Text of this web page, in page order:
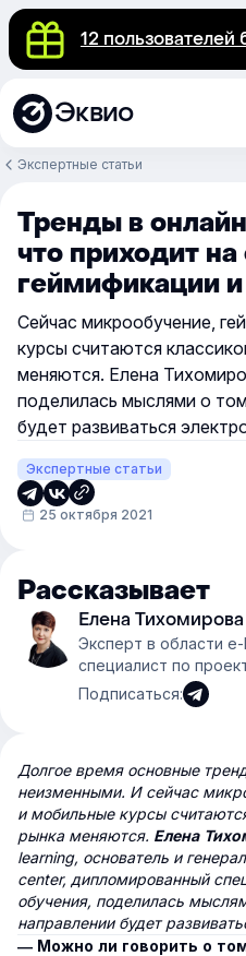
12 пользователей
Эквио
Экспертные статьи
Тренды в
что приходит
геймификации
Сейчас микрообучение,
курсы считаются
меняются. Елена
поделилась мыслями о
будет развиваться
Экспертные статьи
25 октября 2021
Рассказывает
Елена Тихомирова
Эксперт в области
специалист по
Подписаться:
Долгое время основные
неизменными. И сейчас
и мобильные курсы
рынка меняются. Елена
learning, основатель и
center, дипломированный
обучения, поделилась
направлении будет
— Можно ли говорить о